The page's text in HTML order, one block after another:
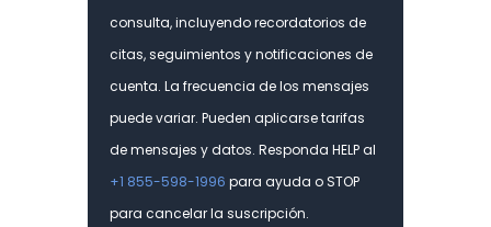
consulta, incluyendo recordatorios de
citas, seguimientos y notificaciones de
cuenta. La frecuencia de los mensajes
puede variar. Pueden aplicarse tarifas
de mensajes y datos. Responda HELP al
+1 855-598-1996 para ayuda o STOP
para cancelar la suscripción.